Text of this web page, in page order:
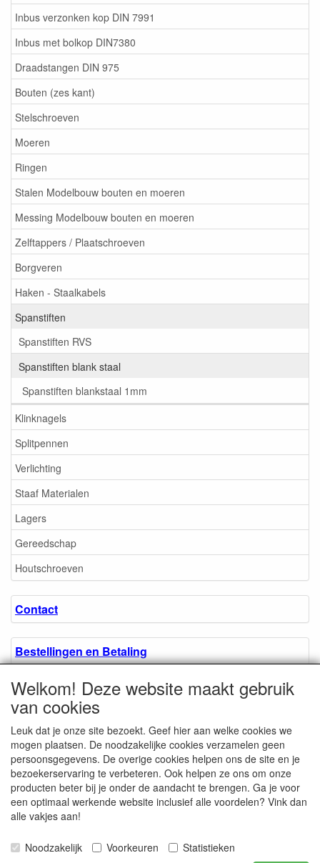
Inbus verzonken kop DIN 7991
Inbus met bolkop DIN7380
Draadstangen DIN 975
Bouten (zes kant)
Stelschroeven
Moeren
Ringen
Stalen Modelbouw bouten en moeren
Messing Modelbouw bouten en moeren
Zelftappers / Plaatschroeven
Borgveren
Haken - Staalkabels
Spanstiften
Spanstiften RVS
Spanstiften blank staal
Spanstiften blankstaal 1mm
Klinknagels
Splitpennen
Verlichting
Staaf Materialen
Lagers
Gereedschap
Houtschroeven
Contact
Bestellingen en Betaling
Algemene voorwaarden
Over ons.
Privacyverklaring
Microschroeven.nl
Chamber of Commerce
Welkom! Deze website maakt gebruik
van cookies
Leuk dat je onze site bezoekt. Geef hier aan welke cookies we
mogen plaatsen. De noodzakelijke cookies verzamelen geen
persoonsgegevens. De overige cookies helpen ons de site en je
bezoekerservaring te verbeteren. Ook helpen ze ons om onze
producten beter bij je onder de aandacht te brengen. Ga je voor
een optimaal werkende website inclusief alle voordelen? Vink dan
alle vakjes aan!
Noodzakelijk Voorkeuren
Statistieken